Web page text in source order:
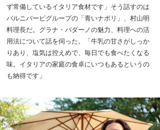
ず常備しているイタリア食材です」そう話すのは
バルニバービグループの「青いナポリ」、村山明
料理長だ。グラナ・パダーノの魅力、料理への活
用法について話を伺った。「牛乳の甘さがしっか
りあり、塩気は控えめで、毎日でも食べたくなる
味。イタリアの家庭の食卓にいつもあるというの
も納得です」